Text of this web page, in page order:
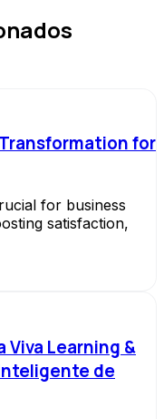
for
for business
satisfaction,
Learning &
de